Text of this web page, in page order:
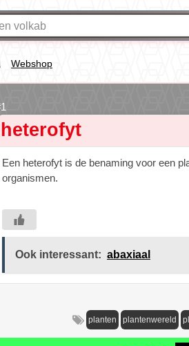
Webshop
heterofyt
Een heterofyt is de benaming voor een
organismen.
Ook interessant: abaxiaal
planten plantenwereld